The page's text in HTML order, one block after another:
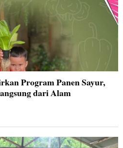
Program Panen Sayur,
dari Alam